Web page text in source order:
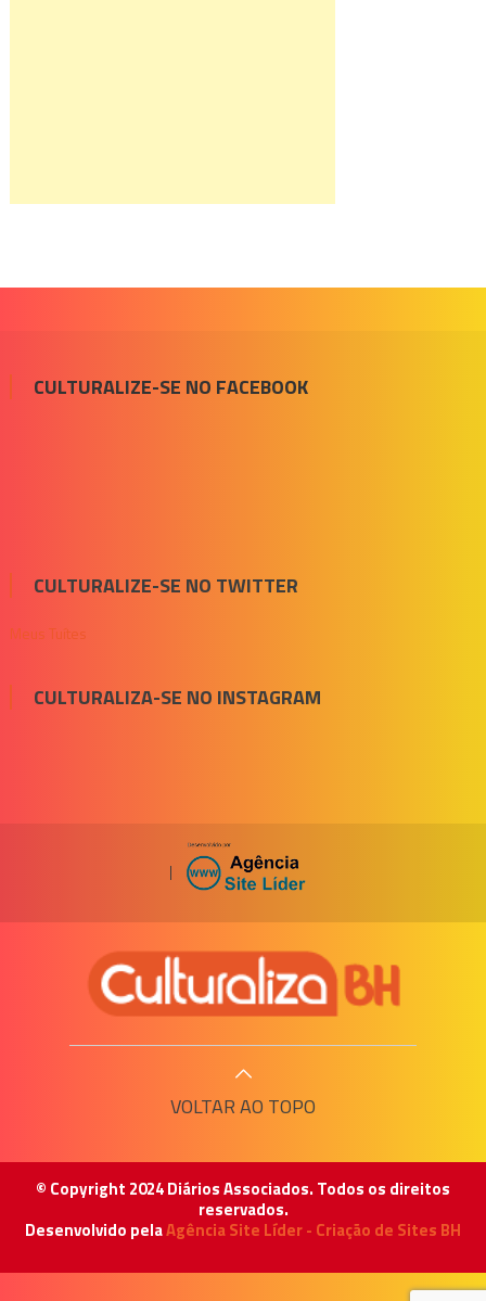
CULTURALIZE-SE NO FACEBOOK
CULTURALIZE-SE NO TWITTER
Meus Tuítes
CULTURALIZA-SE NO INSTAGRAM
|
VOLTAR AO TOPO
© Copyright 2024 Diários Associados. Todos os direitos
reservados.
Desenvolvido pelaAgência Site Líder - Criação de Sites BH